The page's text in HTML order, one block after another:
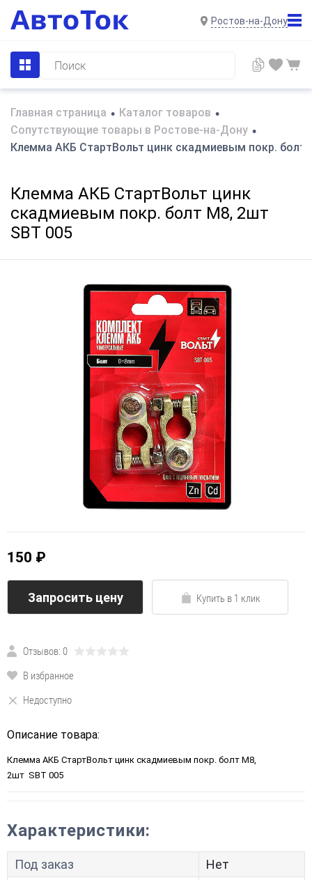
Ростов-на-Дону
Главная страница • Каталог товаров •
Сопутствующие товары в Ростове-на-Дону •
Клемма АКБ СтартВольт цинк скадмиевым покр. болт
Клемма АКБ СтартВольт цинк
скадмиевым покр. болт М8, 2шт
SBT 005
150 ₽
Запросить цену Купить в 1 клик
Отзывов: 0
В избранное
Недоступно
Описание товара:
Клемма АКБ СтартВольт цинк скадмиевым покр. болт М8,
2шт SBT 005
Характеристики:
Под заказ
Нет